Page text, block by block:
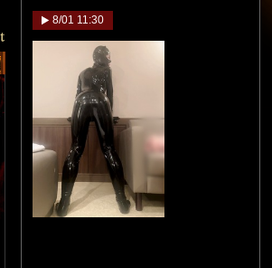
8/01 11:30